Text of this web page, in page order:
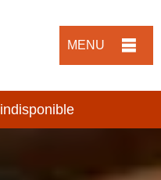
MENU
indisponible